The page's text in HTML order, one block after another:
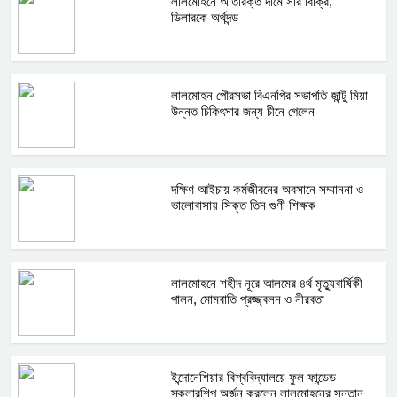
ডিলারকে অর্থদন্ড
লালমোহন পৌরসভা বিএনপির সভাপতি জান্টু মিয়া
উন্নত চিকিৎসার জন্য চীনে গেলেন
দক্ষিণ আইচায় কর্মজীবনের অবসানে সম্মাননা ও
ভালোবাসায় সিক্ত তিন গুণী শিক্ষক
লালমোহনে শহীদ নূরে আলমের ৪র্থ মৃত্যুবার্ষিকী
পালন, মোমবাতি প্রজ্জ্বলন ও নীরবতা
ইন্দোনেশিয়ার বিশ্ববিদ্যালয়ে ফুল ফান্ডেড
স্কলারশিপ অর্জন করলেন লালমোহনের সন্তান